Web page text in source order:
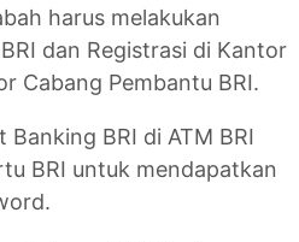
harus melakukan
dan Registrasi di Kantor
Cabang Pembantu BRI.
BRI di ATM BRI
BRI untuk mendapatkan